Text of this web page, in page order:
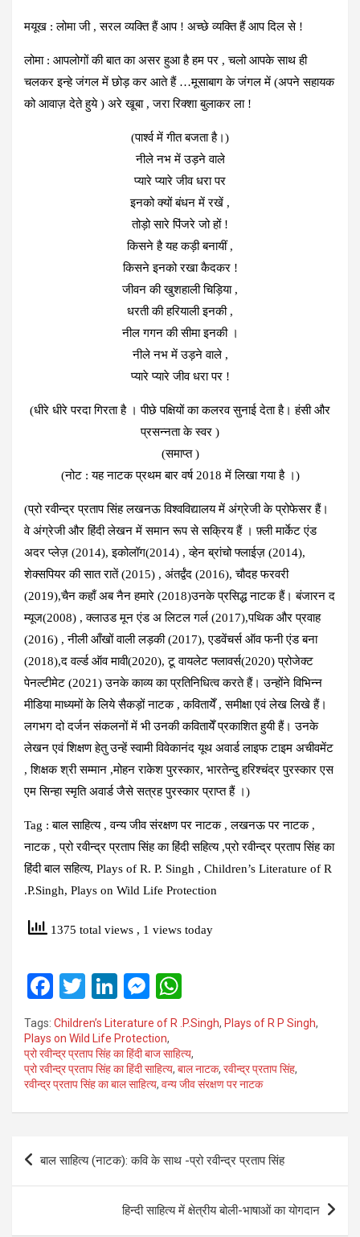
मयूख : लोमा जी , सरल व्यक्ति हैं आप ! अच्छे व्यक्ति हैं आप दिल से !
लोमा : आपलोगों की बात का असर हुआ है हम पर , चलो आपके साथ ही
चलकर इन्हे जंगल में छोड़ कर आते हैं …मूसाबाग के जंगल में (अपने सहायक
को आवाज़ देते हुये ) अरे खूबा , जरा रिक्शा बुलाकर ला !
(पार्श्व में गीत बजता है।)
नीले नभ में उड़ने वाले
प्यारे प्यारे जीव धरा पर
इनको क्यों बंधन में रखें ,
तोड़ो सारे पिंजरे जो हों !
किसने है यह कड़ी बनायीं ,
किसने इनको रखा कैदकर !
जीवन की खुशहाली चिड़िया ,
धरती की हरियाली इनकी ,
नील गगन की सीमा इनकी ।
नीले नभ में उड़ने वाले ,
प्यारे प्यारे जीव धरा पर !
(धीरे धीरे परदा गिरता है । पीछे पक्षियों का कलरव सुनाई देता है। हंसी और
प्रसन्नता के स्वर )
(समाप्त )
(नोट : यह नाटक प्रथम बार वर्ष 2018 में लिखा गया है ।)
(प्रो रवीन्द्र प्रताप सिंह लखनऊ विश्वविद्यालय में अंग्रेजी के प्रोफेसर हैं।
वे अंग्रेजी और हिंदी लेखन में समान रूप से सक्रिय हैं । फ़्ली मार्केट एंड
अदर प्लेज़ (2014), इकोलॉग(2014) , व्हेन ब्रांचो फ्लाईज़ (2014),
शेक्सपियर की सात रातें (2015) , अंतर्द्वंद (2016), चौदह फरवरी
(2019),चैन कहाँ अब नैन हमारे (2018)उनके प्रसिद्ध नाटक हैं। बंजारन द
म्यूज(2008) , क्लाउड मून एंड अ लिटल गर्ल (2017),पथिक और प्रवाह
(2016) , नीली आँखों वाली लड़की (2017), एडवेंचर्स ऑव फनी एंड बना
(2018),द वर्ल्ड ऑव मावी(2020), टू वायलेट फ्लावर्स(2020) प्रोजेक्ट
पेनल्टीमेट (2021) उनके काव्य का प्रतिनिधित्व करते हैं। उन्होंने विभिन्न
मीडिया माध्यमों के लिये सैकड़ों नाटक , कवितायेँ , समीक्षा एवं लेख लिखे हैं।
लगभग दो दर्जन संकलनों में भी उनकी कवितायेँ प्रकाशित हुयी हैं। उनके
लेखन एवं शिक्षण हेतु उन्हें स्वामी विवेकानंद यूथ अवार्ड लाइफ टाइम अचीवमेंट
, शिक्षक श्री सम्मान ,मोहन राकेश पुरस्कार, भारतेन्दु हरिश्चंद्र पुरस्कार एस
एम सिन्हा स्मृति अवार्ड जैसे सत्रह पुरस्कार प्राप्त हैं ।)
Tag : बाल साहित्य , वन्य जीव संरक्षण पर नाटक , लखनऊ पर नाटक ,
नाटक , प्रो रवीन्द्र प्रताप सिंह का हिंदी सहित्य ,प्रो रवीन्द्र प्रताप सिंह का
हिंदी बाल सहित्य, Plays of R. P. Singh , Children’s Literature of R
.P.Singh, Plays on Wild Life Protection
1375 total views , 1 views today
F
a
ce
b
o
o
T
wi
tt
er
Li
ke
dI
n
M
es
se
n
g
er
h
at
s
A
p
Tags: Children’s Literature of R .P.Singh, Plays of R P Singh,
Plays on Wild Life Protection,
प्रो रवीन्‍द्र प्रताप सिंह का हिंदी बाज साहित्‍य,
प्रो रवीन्‍द्र प्रताप सिंह का हिंदी साहित्‍य, बाल नाटक, रवीन्द्र प्रताप सिंह,
रवीन्द्र प्रताप सिंह का बाल साहित्य, वन्य जीव संरक्षण पर नाटक
navigation
बाल साहित्य (नाटक): कवि के साथ -प्रो रवीन्द्र प्रताप सिंह
हिन्‍दी साहित्‍य में क्षेत्रीय बोली-भाषाओं का योगदान